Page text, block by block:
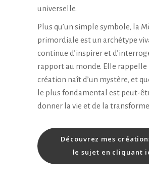
universelle.
Plus qu’un simple symbole, la
primordiale est un archétype
continue d’inspirer et
rapport au monde. Elle rappelle
création naît d’un mystère, et
le plus fondamental est peut-
donner la vie et de la
Découvrez mes
le sujet en cliquant